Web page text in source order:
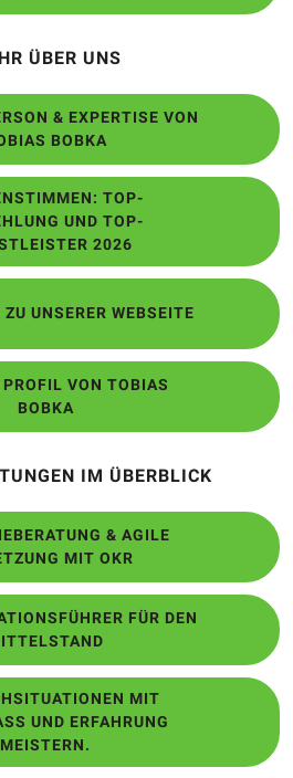
ÜBER UNS
& EXPERTISE VON
BOBKA
TOP-
UND TOP-
2026
ZU UNSERER WEBSEITE
VON TOBIAS
BOBKA
IM ÜBERBLICK
& AGILE
MIT OKR
FÜR DEN
MIT
UND ERFAHRUNG M
EISTERN.